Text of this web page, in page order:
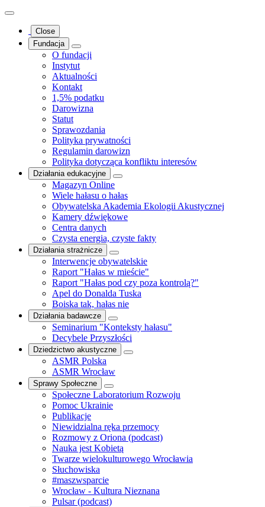
Close
Fundacja
O fundacji
Instytut
Aktualności
Kontakt
1,5% podatku
Darowizna
Statut
Sprawozdania
Polityka prywatności
Regulamin darowizn
Polityka dotycząca konfliktu interesów
Działania edukacyjne
Magazyn Online
Wiele hałasu o hałas
Obywatelska Akademia Ekologii Akustycznej
Kamery dźwiękowe
Centra danych
Czysta energia, czyste fakty
Działania strażnicze
Interwencje obywatelskie
Raport "Hałas w mieście"
Raport "Hałas pod czy poza kontrolą?"
Apel do Donalda Tuska
Boiska tak, hałas nie
Działania badawcze
Seminarium "Konteksty hałasu"
Decybele Przyszłości
Dziedzictwo akustyczne
ASMR Polska
ASMR Wrocław
Sprawy Społeczne
Społeczne Laboratorium Rozwoju
Pomoc Ukrainie
Publikacje
Niewidzialna ręka przemocy
Rozmowy z Oriona (podcast)
Nauka jest Kobietą
Twarze wielokulturowego Wrocławia
Słuchowiska
#maszwsparcie
Wrocław - Kultura Nieznana
Pulsar (podcast)